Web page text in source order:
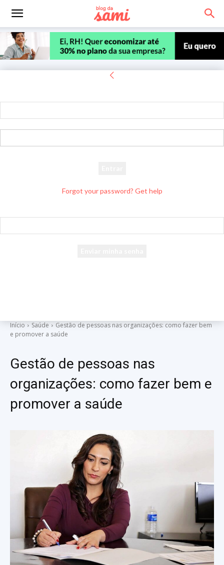
Forgot your password? Get help
Início Saúde
Gestão de pessoas nas organizações: como fazer bem
e promover a saúde
Gestão de pessoas nas
organizações: como fazer bem e
promover a saúde